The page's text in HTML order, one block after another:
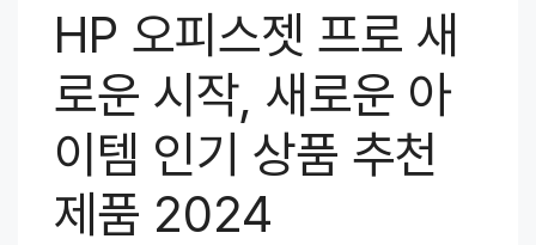
HP 오피스젯 프로 새
로운 시작, 새로운 아
이템 인기 상품 추천
제품 2024